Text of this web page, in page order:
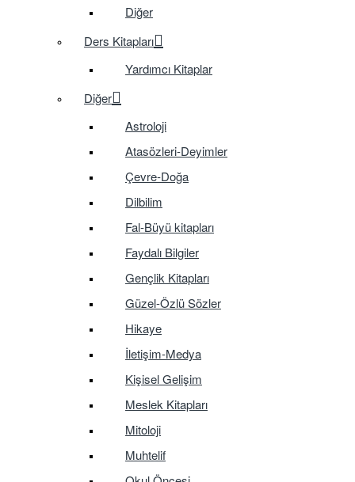
Diğer
Ders Kitapları
Yardımcı Kitaplar
Diğer
Astroloji
Atasözleri-Deyimler
Çevre-Doğa
Dilbilim
Fal-Büyü kitapları
Faydalı Bilgiler
Gençlik Kitapları
Güzel-Özlü Sözler
Hikaye
İletişim-Medya
Kişisel Gelişim
Meslek Kitapları
Mitoloji
Muhtelif